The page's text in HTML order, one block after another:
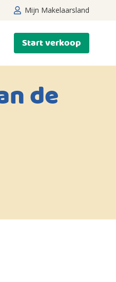
Mijn Makelaarsland
Start verkoop
de